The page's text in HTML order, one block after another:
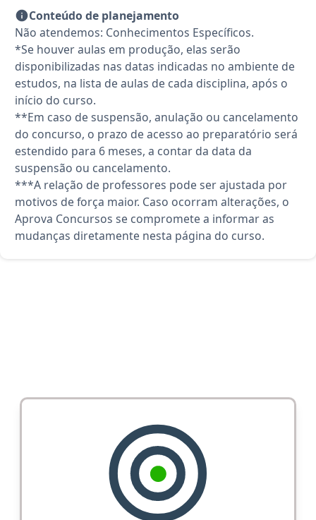
Conteúdo de planejamento
Não atendemos: Conhecimentos Específicos.
*Se houver aulas em produção, elas serão
disponibilizadas nas datas indicadas no ambiente de
estudos, na lista de aulas de cada disciplina, após o
início do curso.
**Em caso de suspensão, anulação ou cancelamento
do concurso, o prazo de acesso ao preparatório será
estendido para 6 meses, a contar da data da
suspensão ou cancelamento.
***A relação de professores pode ser ajustada por
motivos de força maior. Caso ocorram alterações, o
Aprova Concursos se compromete a informar as
mudanças diretamente nesta página do curso.